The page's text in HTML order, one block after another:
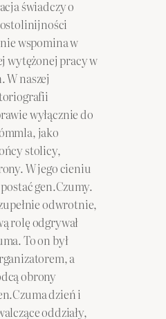
świadczy o
wspomina w
wytężonej pracy w
naszej
wyłącznie do
jako
stolicy,
W jego cieniu
gen.Czumy.
odwrotnie,
rolę odgrywał
To on był
a
obrony
dzień i
oddziały,